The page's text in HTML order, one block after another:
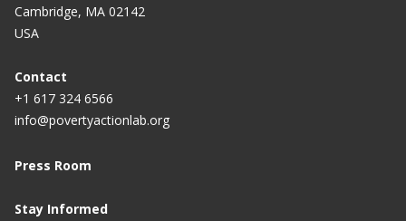
Cambridge, MA 02142
USA
Contact
+1 617 324 6566
info@povertyactionlab.org
Press Room
Stay Informed